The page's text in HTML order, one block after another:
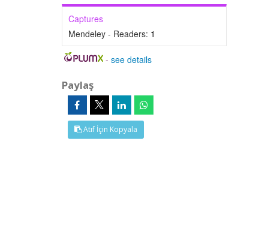
Captures
Mendeley - Readers: 1
-see details
Paylaş
Atıf İçin Kopyala